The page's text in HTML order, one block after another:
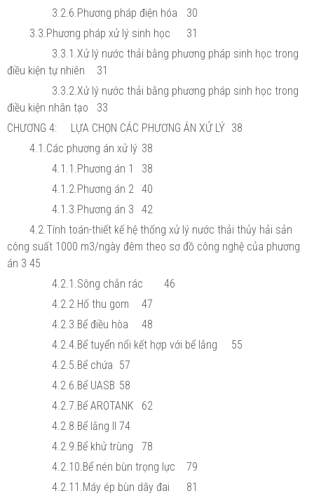
3.2.6.Phương pháp điện hóa
30
3.3.Phương pháp xử lý sinh học
31
3.3.1.Xử lý nước thải bằng phương pháp sinh học trong
điều kiện tự nhiên
31
3.3.2.Xử lý nước thải bằng phương pháp sinh học trong
điều kiện nhân tạo
33
CHƯƠNG 4: LỰA CHỌN CÁC PHƯƠNG ÁN XỬ LÝ 38
4.1.Các phương án xử lý 38
4.1.1.Phương án 1
38
4.1.2.Phương án 2
40
4.1.3.Phương án 3
42
4.2.Tính toán-thiết kế hệ thống xử lý nước thải thủy hải sản
công suất 1000 m3/ngày đêm theo sơ đồ công nghệ của phương
án 3 45
4.2.1.Sông chắn rác
46
4.2.2.Hố thu gom
47
4.2.3.Bể điều hòa
48
4.2.4.Bể tuyển nổi kết hợp với bể lắng
55
4.2.5.Bể chứa 57
4.2.6.Bể UASB 58
4.2.7.Bể AROTANK
62
4.2.8.Bể lắng II 74
4.2.9.Bể khử trùng
78
4.2.10.Bể nén bùn trọng lực
79
4.2.11.Máy ép bùn dây đai
81